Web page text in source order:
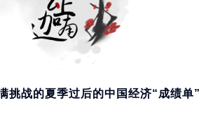
挑战的夏季过后的中国经济“成绩单”